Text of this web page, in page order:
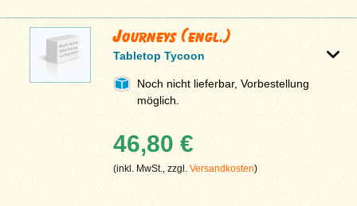
Journeys (engl.)
Tabletop Tycoon
Noch nicht lieferbar, Vorbestellung
möglich.
46,80 €
(inkl. MwSt., zzgl.Versandkosten)